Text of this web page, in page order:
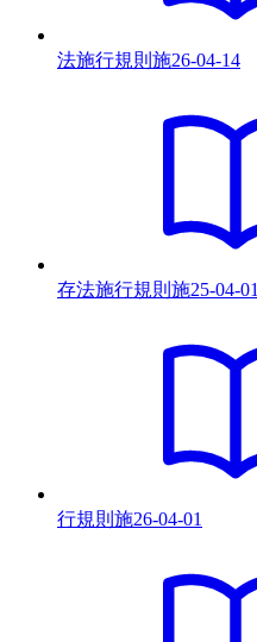
法施行規則 施26-04-14
存法施行規則 施25-04-01
行規則 施26-04-01